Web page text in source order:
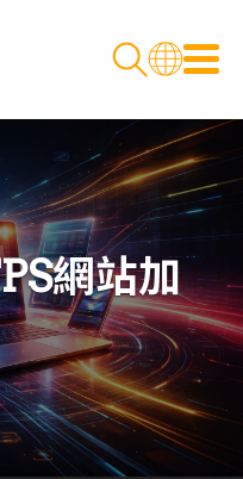
網站加